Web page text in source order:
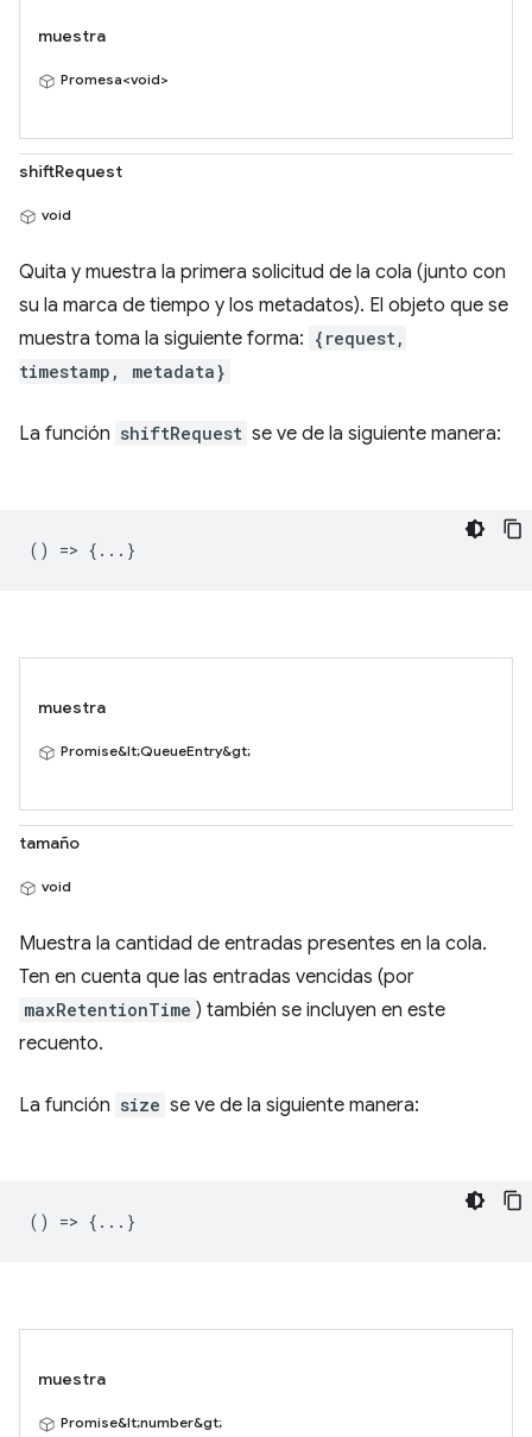
muestra
Promesa<void>
shiftRequest
void
Quita y muestra la primera solicitud de la cola (junto con
su la marca de tiempo y los metadatos). El objeto que se
muestra toma la siguiente forma: {request,
timestamp, metadata}
La función shiftRequest se ve de la siguiente manera:
() => {...}
muestra
Promise&lt;QueueEntry&gt;
tamaño
void
Muestra la cantidad de entradas presentes en la cola.
Ten en cuenta que las entradas vencidas (por
maxRetentionTime ) también se incluyen en este
recuento.
La función size se ve de la siguiente manera:
() => {...}
muestra
Promise&lt;number&gt;